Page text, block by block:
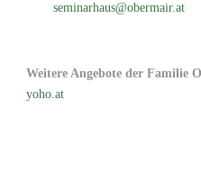
seminarhaus@obermair.at
Weitere Angebote der Familie
yoho.at